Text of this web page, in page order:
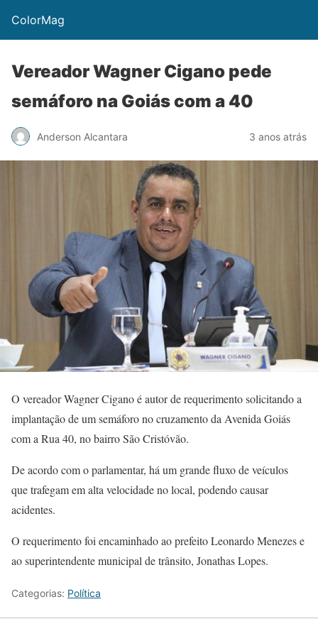
ColorMag
Vereador Wagner Cigano pede
semáforo na Goiás com a 40
Anderson Alcantara 3 anos atrás
O vereador Wagner Cigano é autor de requerimento solicitando a
implantação de um semáforo no cruzamento da Avenida Goiás
com a Rua 40, no bairro São Cristóvão.
De acordo com o parlamentar, há um grande fluxo de veículos
que trafegam em alta velocidade no local, podendo causar
acidentes.
O requerimento foi encaminhado ao prefeito Leonardo Menezes e
ao superintendente municipal de trânsito, Jonathas Lopes.
Categorias: Política